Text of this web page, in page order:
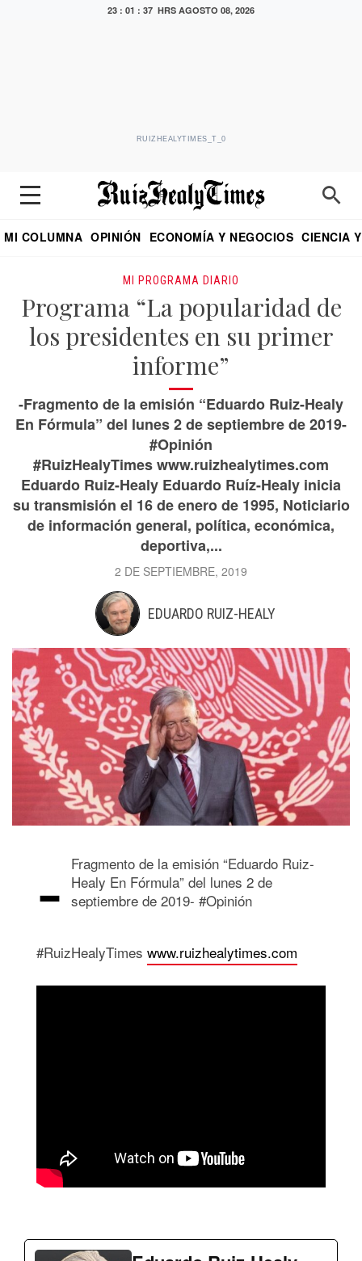
23 : 01 : 37 HRS AGOSTO 08, 2026
RUIZHEALYTIMES_T_0
MI COLUMNA OPINIÓN ECONOMÍA Y NEGOCIOS CIENCIA
MI PROGRAMA DIARIO
Programa “La popularidad de
los presidentes en su primer
informe”
-Fragmento de la emisión “Eduardo Ruiz-Healy
En Fórmula” del lunes 2 de septiembre de 2019-
#Opinión
#RuizHealyTimes www.ruizhealytimes.com
Eduardo Ruiz-Healy Eduardo Ruíz-Healy inicia
su transmisión el 16 de enero de 1995, Noticiario
de información general, política, económica,
deportiva,...
2 DE SEPTIEMBRE, 2019
EDUARDO RUIZ-HEALY
- Fragmento de la emisión “Eduardo Ruiz-
Healy En Fórmula” del lunes 2 de
septiembre de 2019- #Opinión
#RuizHealyTimes www.ruizhealytimes.com